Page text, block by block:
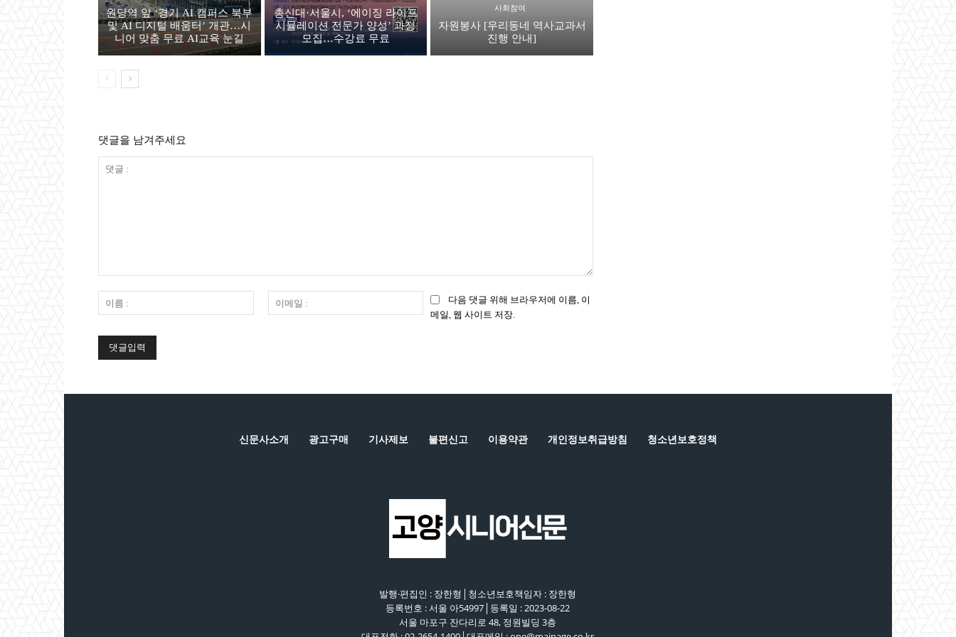
원당역 앞 ‘경기 AI 캠퍼스 북부
및 AI 디지털 배움터’ 개관…시
니어 맞춤 무료 AI교육 눈길
총신대·서울시, ‘에이징 라이프
시뮬레이션 전문가 양성’ 과정
모집…수강료 무료
사회참여
자원봉사 [우리동네 역사교과서
진행 안내]
댓글을 남겨주세요
:
름
이
메
다음 댓글 위해 브라우저에 이름, 이
메일, 웹 사이트 저장.
신문사소개 광고구매 기사제보 불편신고 이용약관 개인정보취급방침 청소년보호정책
발행·편집인 : 장한형│청소년보호책임자 : 장한형
등록번호 : 서울 아54997│등록일 : 2023-08-22
서울 마포구 잔다리로 48, 정원빌딩 3층